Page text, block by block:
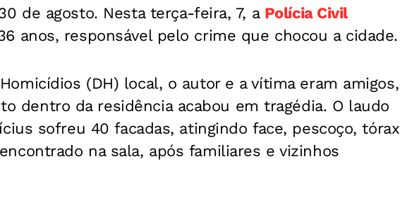
de agosto. Nesta terça-feira, 7, a Polícia Civil
anos, responsável pelo crime que chocou a cidade.
(DH) local, o autor e a vítima eram amigos,
dentro da residência acabou em tragédia. O laudo
sofreu 40 facadas, atingindo face, pescoço, tórax
na sala, após familiares e vizinhos